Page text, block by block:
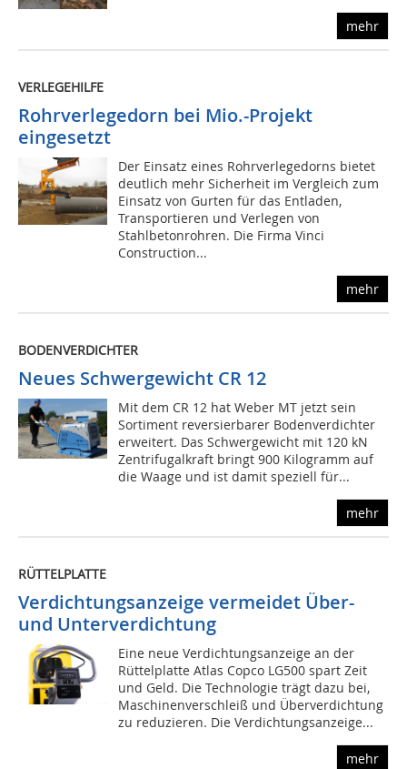
mehr
VERLEGEHILFE
Rohrverlegedorn bei Mio.-Projekt
eingesetzt
Der Einsatz eines Rohrverlegedorns bietet
deutlich mehr Sicherheit im Vergleich zum
Einsatz von Gurten für das Entladen,
Transportieren und Verlegen von
Stahlbetonrohren. Die Firma Vinci
Construction...
mehr
BODENVERDICHTER
Neues Schwergewicht CR 12
Mit dem CR 12 hat Weber MT jetzt sein
Sortiment reversierbarer Bodenverdichter
erweitert. Das Schwergewicht mit 120 kN
Zentrifugalkraft bringt 900 Kilogramm auf
die Waage und ist damit speziell für...
mehr
RÜTTELPLATTE
Verdichtungsanzeige vermeidet Über-
und Unterverdichtung
Eine neue Verdichtungsanzeige an der
Rüttelplatte Atlas Copco LG500 spart Zeit
und Geld. Die Technologie trägt dazu bei,
Maschinenverschleiß und Überverdichtung
zu reduzieren. Die Verdichtungsanzeige...
mehr